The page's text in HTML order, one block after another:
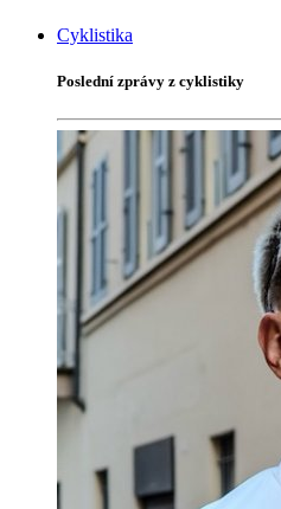
Cyklistika
Poslední zprávy z cyklistiky